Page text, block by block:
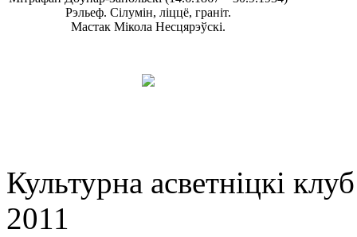
Рэльеф. Сілумін, ліццё, граніт.
Мастак Мікола Несцярэўскі.
Культурна асветнiцкi
2011